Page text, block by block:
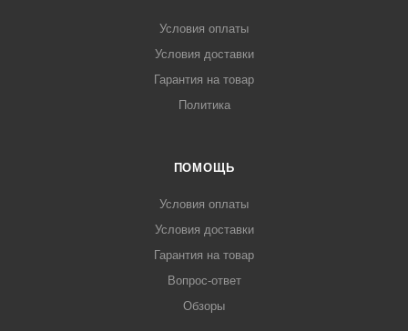
Условия оплаты
Условия доставки
Гарантия на товар
Политика
ПОМОЩЬ
Условия оплаты
Условия доставки
Гарантия на товар
Вопрос-ответ
Обзоры